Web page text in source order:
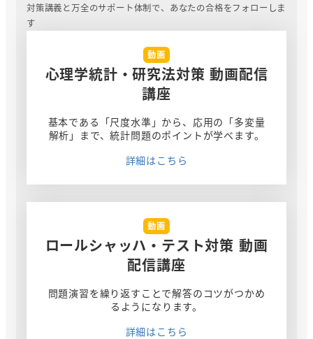
対策講義と万全のサポート体制で、あなたの合格をフォローしま
す
動画
心理学統計・研究法対策 動画配信
講座
基本である「尺度水準」から、応用の「多変量
解析」まで、統計問題のポイントが学べます。
詳細はこちら
動画
ロールシャッハ・テスト対策 動画
配信講座
問題演習を繰り返すことで解答のコツがつかめ
るようになります。
詳細はこちら